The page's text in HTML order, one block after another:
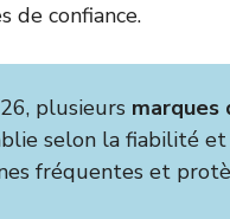
de confiance.
plusieurs marques
selon la fiabilité et
fréquentes et